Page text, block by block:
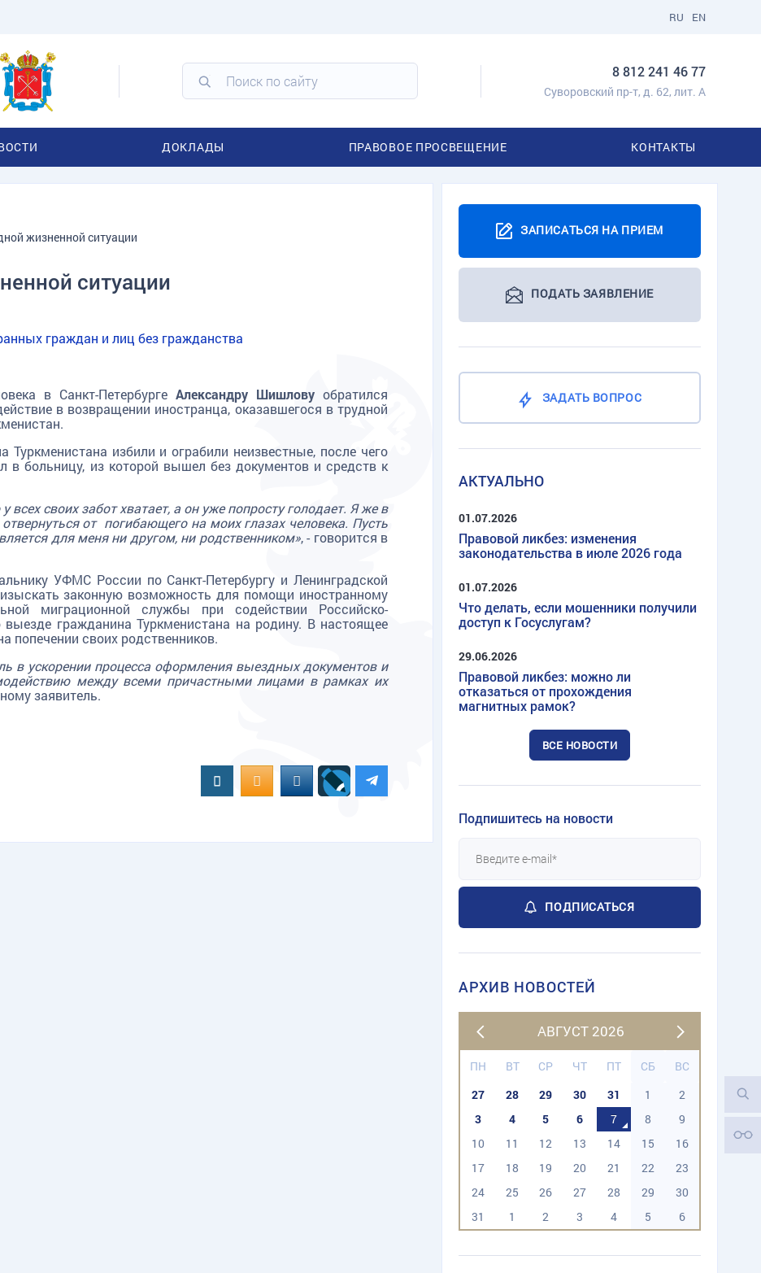
EN
RU
8 812 241 46 77
Суворовский пр-т, д. 62, лит. А
ДОКЛАДЫ ПРАВОВОЕ ПРОСВЕЩЕНИЕ КОНТАКТЫ
жизненной ситуации
ситуации
граждан и лиц без гражданства
в Санкт-Петербурге Александру Шишлову обратился
в возвращении иностранца, оказавшегося в трудной
избили и ограбили неизвестные, после чего
в больницу, из которой вышел без документов и средств к
всех своих забот хватает, а он уже попросту голодает. Я же в
от погибающего на моих глазах человека. Пусть
для меня ни другом, ни родственником», - говорится в
УФМС России по Санкт-Петербургу и Ленинградской
законную возможность для помощи иностранному
миграционной службы при содействии Российско-
гражданина Туркменистана на родину. В настоящее
попечении своих родственников.
в ускорении процесса оформления выездных документов и
между всеми причастными лицами в рамках их
заявитель.
ВконтактеOK.RUMAIL.RU
ЗАПИСАТЬСЯ НА ПРИЕМ
ПОДАТЬ ЗАЯВЛЕНИЕ
ЗАДАТЬ ВОПРОС
АКТУАЛЬНО
01.07.2026
Правовой ликбез: изменения
законодательства в июле 2026 года
01.07.2026
Что делать, если мошенники получили
доступ к Госуслугам?
29.06.2026
Правовой ликбез: можно ли
отказаться от прохождения
магнитных рамок?
ВСЕ НОВОСТИ
Подпишитесь на новости
ПОДПИСАТЬСЯ
АРХИВ НОВОСТЕЙ
АВГУСТ 2026
ПН ВТ СР ЧТ ПТ СБ
ВС
27
28 29 30 31 1
2
3
4 5 6 7 8
9
10
11 12 13 14 15
16
17
18 19 20 21 22
23
24
25 26 27 28 29
30
31
1 2 3 4 5 6